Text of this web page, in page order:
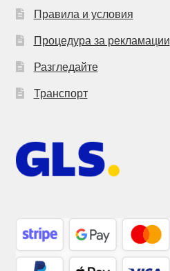
Правила и условия
Процедура за рекламации
Разгледайте
Транспорт